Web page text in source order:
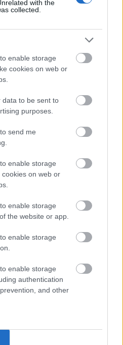
with the
collected.
enable storage
cookies on web or
data to be sent to
purposes.
send me
enable storage
on web or
enable storage
the website or app.
enable storage
enable storage
authentication
and other
annyi vizsgát abszolváltam
már egyáltalán nincs
szabadidőm. ...